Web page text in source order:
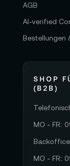
AGB
AI-verified
Bestellungen
SHOP
(B2B)
MO - FR:
MO - FR: